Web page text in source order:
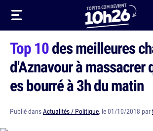
Top 10des meilleures
d'Aznavour à massacrer
es bourré à 3h du matin
Publié dansActualités / Politique, le 01/10/2018 par